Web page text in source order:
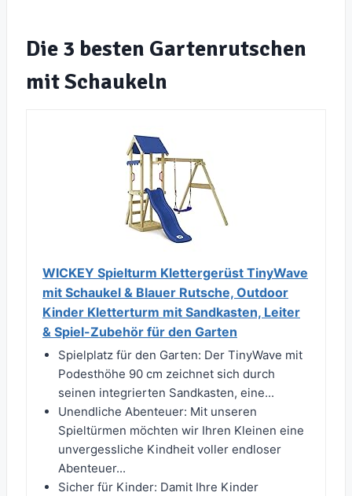
Die 3 besten Gartenrutschen
mit Schaukeln
WICKEY Spielturm Klettergerüst TinyWave
mit Schaukel & Blauer Rutsche, Outdoor
Kinder Kletterturm mit Sandkasten, Leiter
& Spiel-Zubehör für den Garten
Spielplatz für den Garten: Der TinyWave mit
Podesthöhe 90 cm zeichnet sich durch
seinen integrierten Sandkasten, eine...
Unendliche Abenteuer: Mit unseren
Spieltürmen möchten wir Ihren Kleinen eine
unvergessliche Kindheit voller endloser
Abenteuer...
Sicher für Kinder: Damit Ihre Kinder